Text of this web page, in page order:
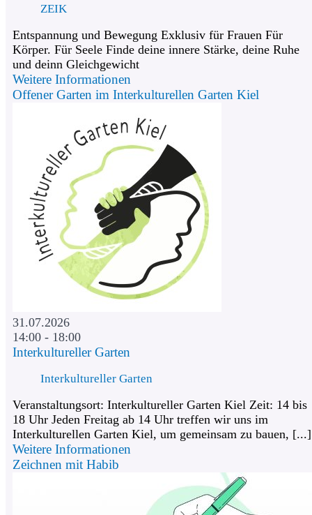
ZEIK
Entspannung und Bewegung Exklusiv für Frauen Für
Körper. Für Seele Finde deine innere Stärke, deine Ruhe
und deinn Gleichgewicht
Weitere Informationen
Offener Garten im Interkulturellen Garten Kiel
31.07.2026
14:00 - 18:00
Interkultureller Garten
Interkultureller Garten
Veranstaltungsort: Interkultureller Garten Kiel Zeit: 14 bis
18 Uhr Jeden Freitag ab 14 Uhr treffen wir uns im
Interkulturellen Garten Kiel, um gemeinsam zu bauen, [...]
Weitere Informationen
Zeichnen mit Habib